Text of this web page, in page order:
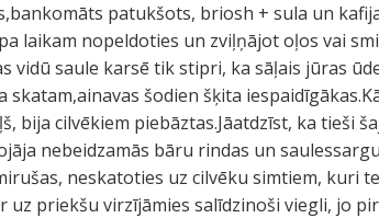
patukšots, briosh + sula un
laikam nopeldoties un zviļņājot oļos vai
vidū saule karsē tik stipri, ka sāļais jūras
šodien šķita
bija cilvēkiem piebāztas.Jāatdzīst, ka tieši
nebeidzamās bāru rindas un
neskatoties uz cilvēku simtiem, kuri
priekšu virzījāmies salīdzinoši viegli, jo